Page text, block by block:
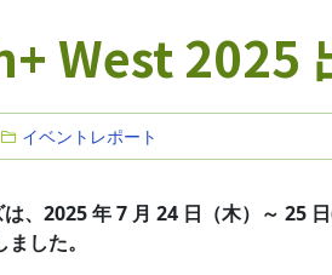
West 2025
イベントレポート
、2025 年 7 月 24 日（木）～ 25
した。